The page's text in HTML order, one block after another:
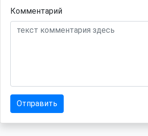
Комментарий
Отправить